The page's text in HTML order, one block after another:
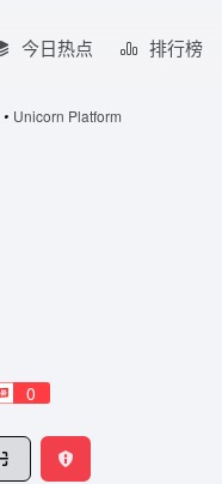
今日热点 排行榜
• Unicorn Platform
0